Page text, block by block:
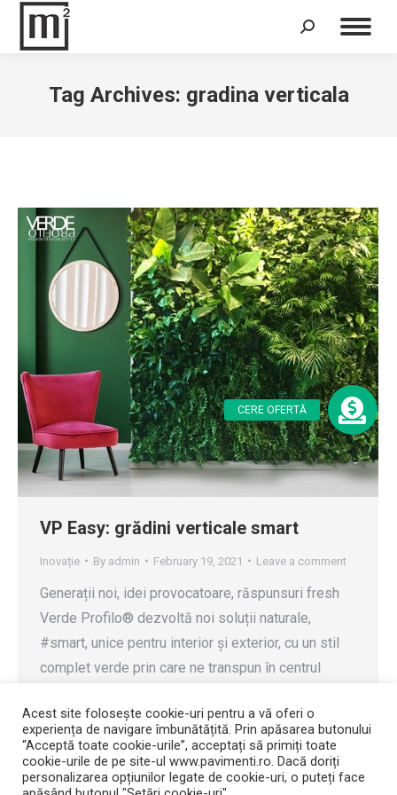
Search:
Tag Archives: gradina verticala
VP Easy: grădini verticale smart
Inovație By admin February 19, 2021 Leave a comment
Generații noi, idei provocatoare, răspunsuri fresh
Verde Profilo® dezvoltă noi soluții naturale,
#smart, unice pentru interior și exterior, cu un stil
complet verde prin care ne transpun în centrul
peretele verde inteligent de la Verde Profilo®,
rezultatul unei cercetări tehnologice și de
proiectare avansate. Configurat ca o grădină…
Acest site folosește cookie-uri pentru a vă oferi o
experiența de navigare îmbunătățită. Prin apăsarea butonului
“Acceptă toate cookie-urile”, acceptați să primiți toate
cookie-urile de pe site-ul www.pavimenti.ro. Dacă doriți
personalizarea opțiunilor legate de cookie-uri, o puteți face